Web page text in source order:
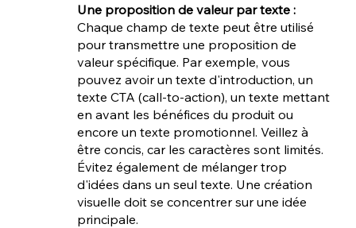
Une proposition de valeur par texte :
Chaque champ de texte peut être utilisé
pour transmettre une proposition de
valeur spécifique. Par exemple, vous
pouvez avoir un texte d'introduction, un
texte CTA (call-to-action), un texte mettant
en avant les bénéfices du produit ou
encore un texte promotionnel. Veillez à
être concis, car les caractères sont limités.
Évitez également de mélanger trop
d'idées dans un seul texte. Une création
visuelle doit se concentrer sur une idée
principale.